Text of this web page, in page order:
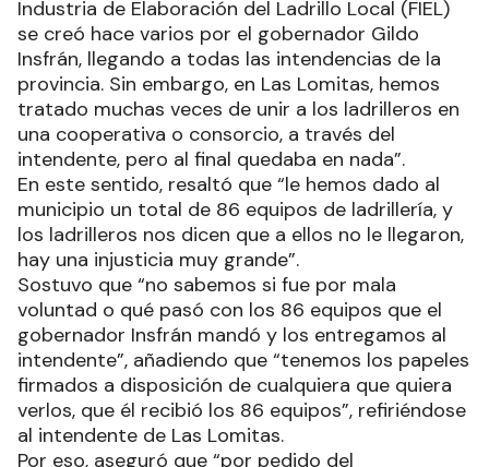
Industria de Elaboración del Ladrillo Local (FIEL)
se creó hace varios por el gobernador Gildo
Insfrán, llegando a todas las intendencias de la
provincia. Sin embargo, en Las Lomitas, hemos
tratado muchas veces de unir a los ladrilleros en
una cooperativa o consorcio, a través del
intendente, pero al final quedaba en nada”.
En este sentido, resaltó que “le hemos dado al
municipio un total de 86 equipos de ladrillería, y
los ladrilleros nos dicen que a ellos no le llegaron,
hay una injusticia muy grande”.
Sostuvo que “no sabemos si fue por mala
voluntad o qué pasó con los 86 equipos que el
gobernador Insfrán mandó y los entregamos al
intendente”, añadiendo que “tenemos los papeles
firmados a disposición de cualquiera que quiera
verlos, que él recibió los 86 equipos”, refiriéndose
al intendente de Las Lomitas.
Por eso, aseguró que “por pedido del